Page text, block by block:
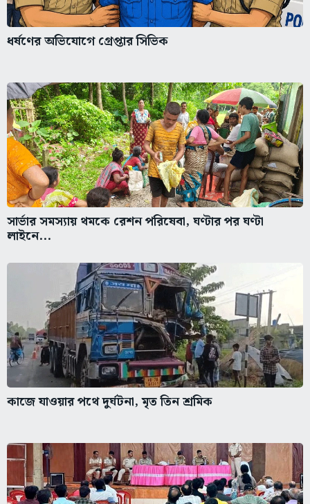
ধর্ষণের অভিযোগে গ্রেপ্তার সিভিক
সার্ভার সমস্যায় থমকে রেশন পরিষেবা, ঘণ্টার পর ঘণ্টা
লাইনে...
কাজে যাওয়ার পথে দুর্ঘটনা, মৃত তিন শ্রমিক